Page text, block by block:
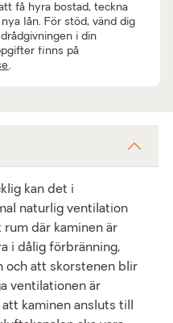
få hyra bostad, teckna
lån. För stöd, vänd dig
i din
finns på
.
kan det i
naturlig ventilation
där kaminen är
i dålig förbränning,
och att skorstenen blir
ventilationen är
kaminen ansluts till